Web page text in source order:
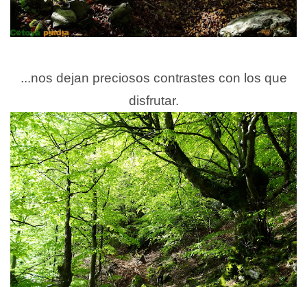
...nos dejan preciosos contrastes con los que
disfrutar.